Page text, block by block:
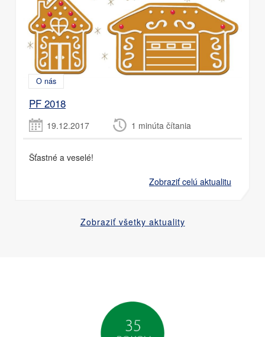
O nás
PF 2018
19.12.2017 1 minúta čítania
Šťastné a veselé!
Zobraziť celú aktualitu
Zobraziť všetky aktuality